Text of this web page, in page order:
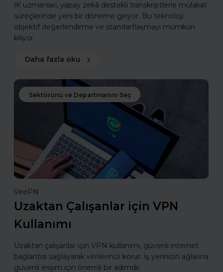
İK uzmanları, yapay zekâ destekli transkriptlerle mülakat
süreçlerinde yeni bir döneme giriyor. Bu teknoloji,
objektif değerlendirme ve standartlaşmayı mümkün
kılıyor.
Daha fazla oku
Sektörünü ve Departmanını Seç
VeePN
Uzaktan Çalışanlar için VPN
Kullanımı
Uzaktan çalışanlar için VPN kullanımı, güvenli internet
bağlantısı sağlayarak verilerinizi korur. İş yerinizin ağlarına
güvenli erişim için önemli bir adımdır.